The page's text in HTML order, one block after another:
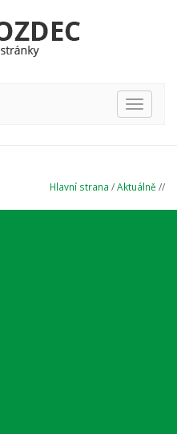
Hlavní
nabídka
Hlavní strana /Aktuálně //